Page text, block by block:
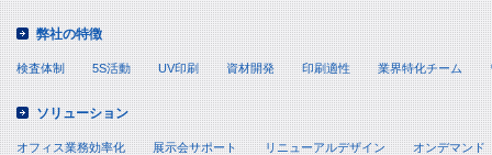
弊社の特徴
検査体制 5S活動 UV印刷 資材開発 印刷適性 業界特化チーム
ソリューション
オフィス業務効率化 展示会サポート リニューアルデザイン オンデマンド